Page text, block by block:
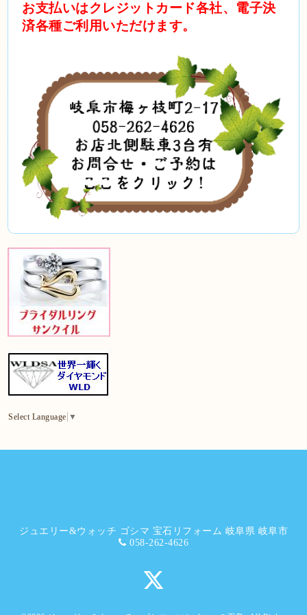
お支払いはクレジットカード各社、電子決
済各種ご利用いただけます。
Select Language ▼
ジュエリー&ウォッチ ゴシマ 宝石リフォーム 岐阜県 岐阜市
058-262-4626